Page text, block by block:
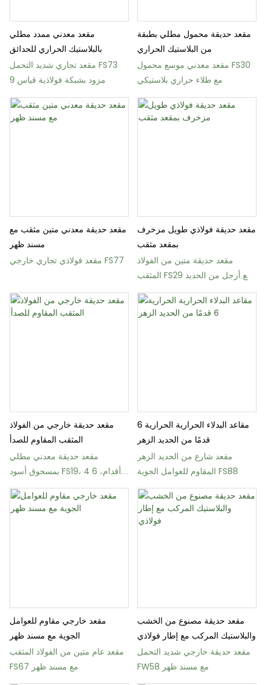
مقعد معدني ممدد مطلي
بالبلاستيك الحراري للحدائق
مقعد تجاري شديد التحمل FS73
مزود بشبكة فولاذية قياس 9
مقعد حديقة محمول مطلي بطبقة
من البلاستيك الحراري
مقعد معدني موسع محمول FS30
مع طلاء حراري بلاستيكي
مقعد حديقة معدني متين مثقب مع
مسند ظهر
مقعد فولاذي تجاري خارجي FS77
مقعد حديقة فولاذي طويل مزخرف
بمقعد مثقب
مقعد حديقة متين من الفولاذ
المثقب FS29 مع أرجل من الحديد
الزهر
مقعد حديقة خارجي من الفولاذ
المثقب المقاوم للصدأ
مقعد حديقة معدني مطلي
بمسحوق أسود FS19، 4 أقدام، 6
أقدام، 8 أقدام
مقاعد البدلاء الحرارية الحرارية 6
قدمًا من الحديد الزهر
مقعد شارع من الحديد الزهر
المقاوم للعوامل الجوية FS88
مقعد خارجي مقاوم للعوامل
الجوية مع مسند ظهر
مقعد عام متين من الفولاذ المثقب
FS67 مع مسند ظهر
مقعد حديقة مصنوع من الخشب
والبلاستيك المركب مع إطار فولاذي
مقعد حديقة خارجي شديد التحمل
FW58 مع مسند ظهر